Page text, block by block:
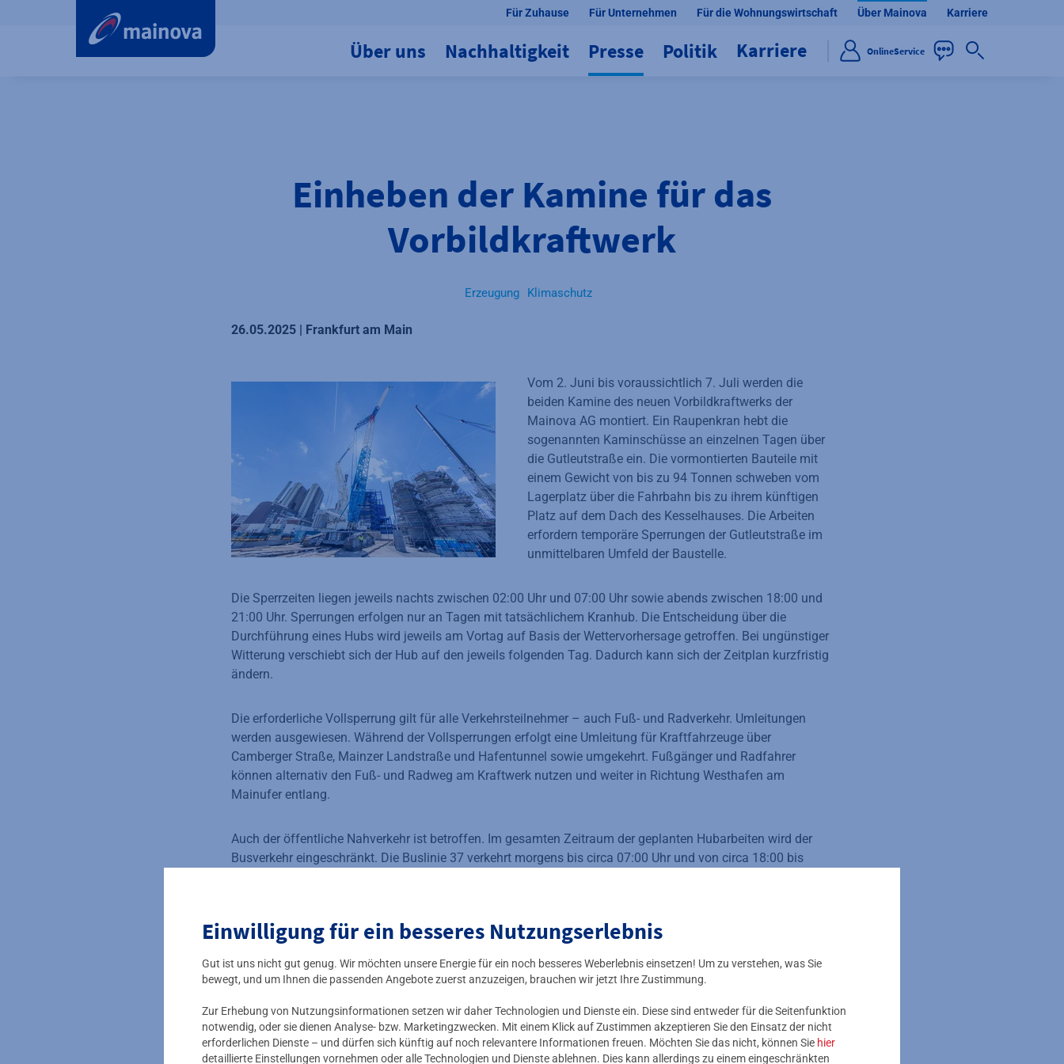
Einwilligung für ein besseres Nutzungserlebnis
Gut ist uns nicht gut genug. Wir möchten unsere Energie für ein noch besseres Weberlebnis einsetzen! Um zu verstehen, was Sie
bewegt, und um Ihnen die passenden Angebote zuerst anzuzeigen, brauchen wir jetzt Ihre Zustimmung.
Zur Erhebung von Nutzungsinformationen setzen wir daher Technologien und Dienste ein. Diese sind entweder für die Seitenfunktion
notwendig, oder sie dienen Analyse- bzw. Marketingzwecken. Mit einem Klick auf Zustimmen akzeptieren Sie den Einsatz der nicht
erforderlichen Dienste – und dürfen sich künftig auf noch relevantere Informationen freuen. Möchten Sie das nicht, können Sie hier
detaillierte Einstellungen vornehmen oder alle Technologien und Dienste ablehnen. Dies kann allerdings zu einem eingeschränkten
Für Zuhause Für Unternehmen Für die Wohnungswirtschaft Über Mainova Karriere
Über uns Nachhaltigkeit Presse Politik Karriere OnlineService
Einheben der Kamine für das
Vorbildkraftwerk
Erzeugung Klimaschutz
26.05.2025 | Frankfurt am Main
Vom 2. Juni bis voraussichtlich 7. Juli werden die
beiden Kamine des neuen Vorbildkraftwerks der
Mainova AG montiert. Ein Raupenkran hebt die
sogenannten Kaminschüsse an einzelnen Tagen über
die Gutleutstraße ein. Die vormontierten Bauteile mit
einem Gewicht von bis zu 94 Tonnen schweben vom
Lagerplatz über die Fahrbahn bis zu ihrem künftigen
Platz auf dem Dach des Kesselhauses. Die Arbeiten
erfordern temporäre Sperrungen der Gutleutstraße im
unmittelbaren Umfeld der Baustelle.
Die Sperrzeiten liegen jeweils nachts zwischen 02:00 Uhr und 07:00 Uhr sowie abends zwischen 18:00 und
21:00 Uhr. Sperrungen erfolgen nur an Tagen mit tatsächlichem Kranhub. Die Entscheidung über die
Durchführung eines Hubs wird jeweils am Vortag auf Basis der Wettervorhersage getroffen. Bei ungünstiger
Witterung verschiebt sich der Hub auf den jeweils folgenden Tag. Dadurch kann sich der Zeitplan kurzfristig
ändern.
Die erforderliche Vollsperrung gilt für alle Verkehrsteilnehmer – auch Fuß- und Radverkehr. Umleitungen
werden ausgewiesen. Während der Vollsperrungen erfolgt eine Umleitung für Kraftfahrzeuge über
Camberger Straße, Mainzer Landstraße und Hafentunnel sowie umgekehrt. Fußgänger und Radfahrer
können alternativ den Fuß- und Radweg am Kraftwerk nutzen und weiter in Richtung Westhafen am
Mainufer entlang.
Auch der öffentliche Nahverkehr ist betroffen. Im gesamten Zeitraum der geplanten Hubarbeiten wird der
Busverkehr eingeschränkt. Die Buslinie 37 verkehrt morgens bis circa 07:00 Uhr und von circa 18:00 bis
nimmt in Richtung Westhafen auch im Reuterweg bis voraussichtlich 30. Juni eine Umleitung. Die
Über das Kohleersatzprojekt